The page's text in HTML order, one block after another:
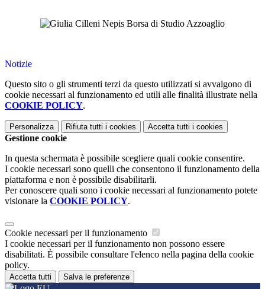
Notizie
Questo sito o gli strumenti terzi da questo utilizzati si avvalgono di
cookie necessari al funzionamento ed utili alle finalità illustrate nella
COOKIE POLICY.
Personalizza Rifiuta tutti i cookies Accetta tutti i cookies
Gestione cookie
In questa schermata è possibile scegliere quali cookie consentire.
I cookie necessari sono quelli che consentono il funzionamento della
piattaforma e non è possibile disabilitarli.
Per conoscere quali sono i cookie necessari al funzionamento potete
visionare la COOKIE POLICY.
Cookie necessari per il funzionamento
I cookie necessari per il funzionamento non possono essere
disabilitati. È possibile consultare l'elenco nella pagina della cookie
policy.
Accetta tutti Salva le preferenze